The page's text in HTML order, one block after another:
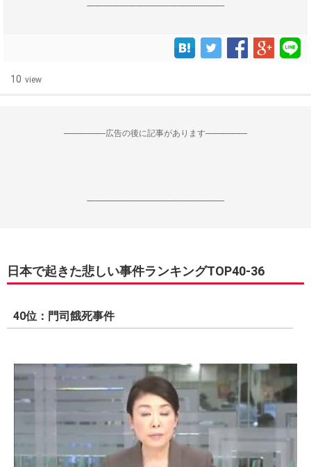
------------------------------------------------------------------
10 view
--------------------広告の後に記事があります--------------------
------------------------------------------------------------------
日本で起きた悲しい事件ランキングTOP40-36
40位：門司餓死事件